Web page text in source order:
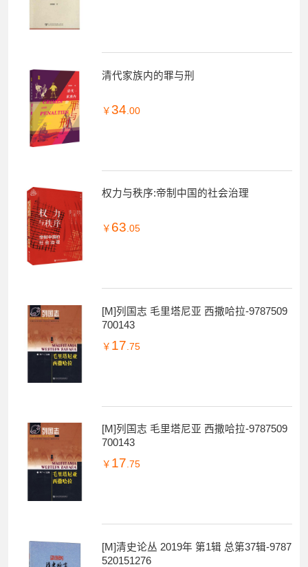
清代家族内的罪与刑
￥ 34 .00
权力与秩序:帝制中国的社会治理
￥ 63.05
[M]列国志 毛里塔尼亚 西撒哈拉-9787509
700143
￥ 17 .75
[M]列国志 毛里塔尼亚 西撒哈拉-9787509
700143
￥ 17.75
[M]清史论丛 2019年 第1辑 总第37辑-9787
520151276